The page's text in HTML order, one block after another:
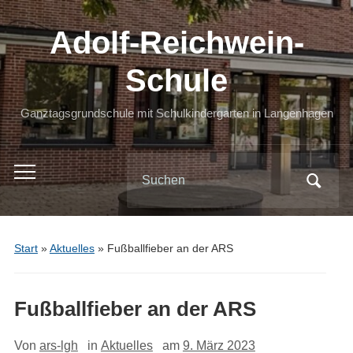
Adolf-Reichwein-
Schule
Ganztagsgrundschule mit Schulkindergarten in Langenhagen
Toggle
mobile
menu
Search
for:
Start»Aktuelles» Fußballfieber an der ARS
Fußballfieber an der ARS
Von ars-lgh in Aktuelles am 9. März 2023